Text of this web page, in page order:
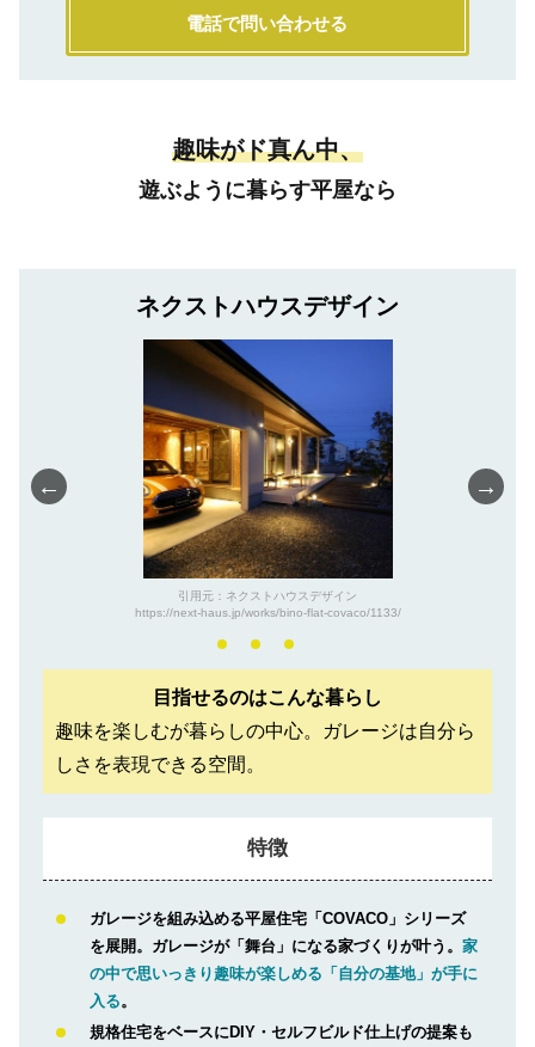
電話で問い合わせる
趣味がド真ん中、
遊ぶように暮らす平屋なら
ネクストハウスデザイン
←
引用元：ネクストハウスデザイン
https://next-haus.jp/works/bino-flat-covaco/1133/
→
目指せるのはこんな暮らし
趣味を楽しむが暮らしの中心。ガレージは自分ら
しさを表現できる空間。
特徴
ガレージを組み込める平屋住宅「COVACO」シリーズ
を展開。ガレージが「舞台」になる家づくりが叶う。家
の中で思いっきり趣味が楽しめる「自分の基地」が手に
入る。
規格住宅をベースにDIY・セルフビルド仕上げの提案も